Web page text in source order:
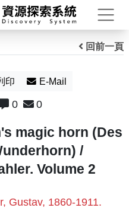
打
回前一頁
印 E-Mail
0 0
magic horn (Des
/
Volume 2
Gustav, 1860-1911.